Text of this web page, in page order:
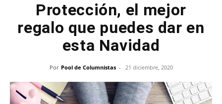
Protección, el mejor
regalo que puedes dar en
esta Navidad
Por Pool de Columnistas - 21 diciembre, 2020